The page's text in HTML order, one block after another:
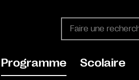
Programme Scolaire